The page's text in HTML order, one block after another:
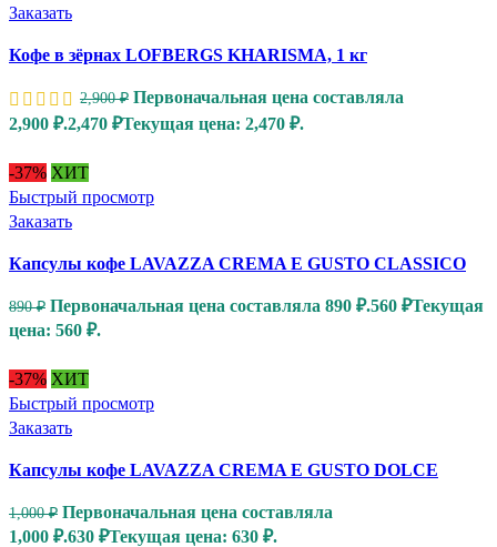
Заказать
Кофе в зёрнах LOFBERGS KHARISMA, 1 кг
2,900₽ Первоначальная цена составляла
2,900 ₽.2,470 ₽Текущая цена: 2,470 ₽.
-37% ХИТ
Быстрый просмотр
Заказать
Капсулы кофе LAVAZZA CREMA E GUSTO CLASSICO
890₽ Первоначальная цена составляла 890 ₽.560 ₽Текущая
цена: 560 ₽.
-37% ХИТ
Быстрый просмотр
Заказать
Капсулы кофе LAVAZZA CREMA E GUSTO DOLCE
1,000₽ Первоначальная цена составляла
1,000 ₽.630 ₽Текущая цена: 630 ₽.